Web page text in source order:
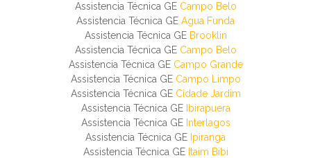
Assistencia Técnica GE Campo Belo
Assistencia Técnica GE Agua Funda
Assistencia Técnica GE Brooklin
Assistencia Técnica GE Campo Belo
Assistencia Técnica GE Campo Grande
Assistencia Técnica GE Campo Limpo
Assistencia Técnica GE Cidade Jardim
Assistencia Técnica GE Ibirapuera
Assistencia Técnica GE Interlagos
Assistencia Técnica GE Ipiranga
Assistencia Técnica GE Itaim Bibi